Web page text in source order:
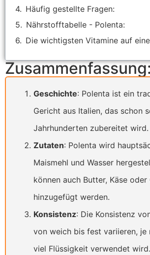
Häufig gestellte Fragen:
Nährstofftabelle - Polenta:
Die wichtigsten Vitamine auf
Geschichte: Polenta ist ein
Gericht aus Italien, das schon
Jahrhunderten zubereitet wird.
Zutaten: Polenta wird
Maismehl und Wasser
können auch Butter, Käse oder
hinzugefügt werden.
Konsistenz: Die Konsistenz
von weich bis fest variieren, je
viel Flüssigkeit verwendet wird.